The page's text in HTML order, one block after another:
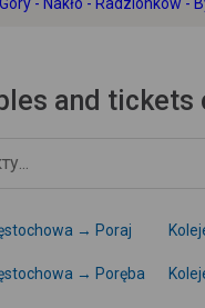
and
→ Poraj
→ Poręba